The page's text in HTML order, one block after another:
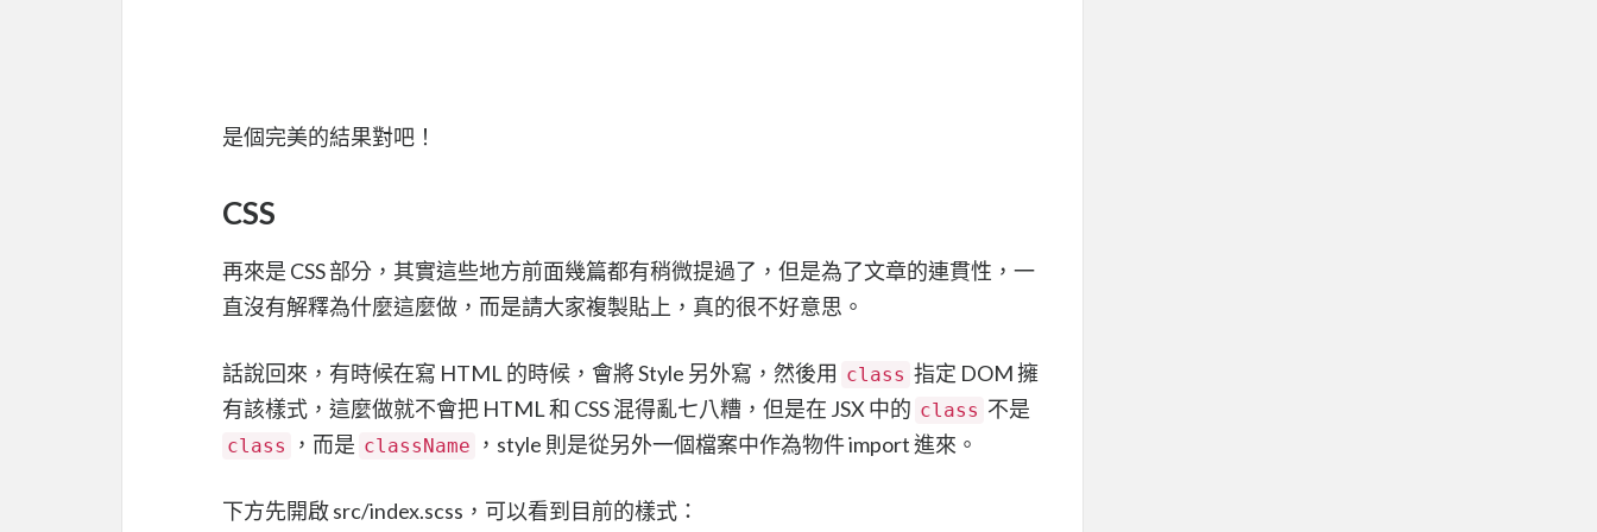
是個完美的結果對吧！
CSS
再來是 CSS 部分，其實這些地方前面幾篇都有稍微提過了，但是為了文章的連貫性，一
直沒有解釋為什麼這麼做，而是請大家複製貼上，真的很不好意思。
話說回來，有時候在寫 HTML 的時候，會將 Style 另外寫，然後用 class 指定 DOM 擁
有該樣式，這麼做就不會把 HTML 和 CSS 混得亂七八糟，但是在 JSX 中的 class 不是
class ，而是 className ，style 則是從另外一個檔案中作為物件 import 進來。
下方先開啟 src/index.scss，可以看到目前的樣式：